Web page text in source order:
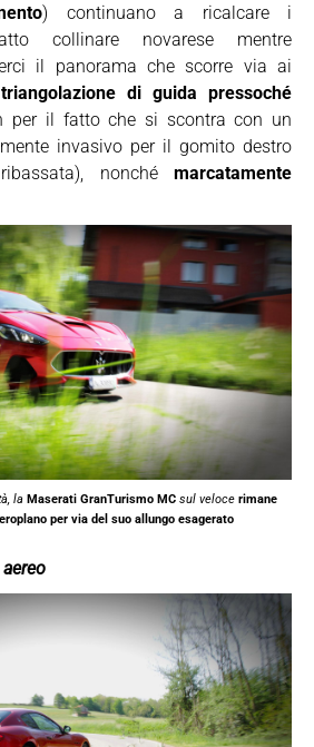
) continuano a ricalcare i
collinare novarese mentre
il panorama che scorre via ai
triangolazione di guida pressoché
per il fatto che si scontra con un
invasivo per il gomito destro
nonché marcatamente
la Maserati GranTurismo MC sul veloce rimane
per via del suo allungo esagerato